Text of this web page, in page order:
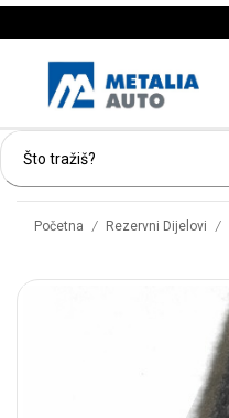
Početna / Rezervni Dijelovi /